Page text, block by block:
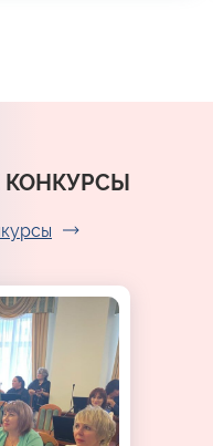
КОНКУРСЫ